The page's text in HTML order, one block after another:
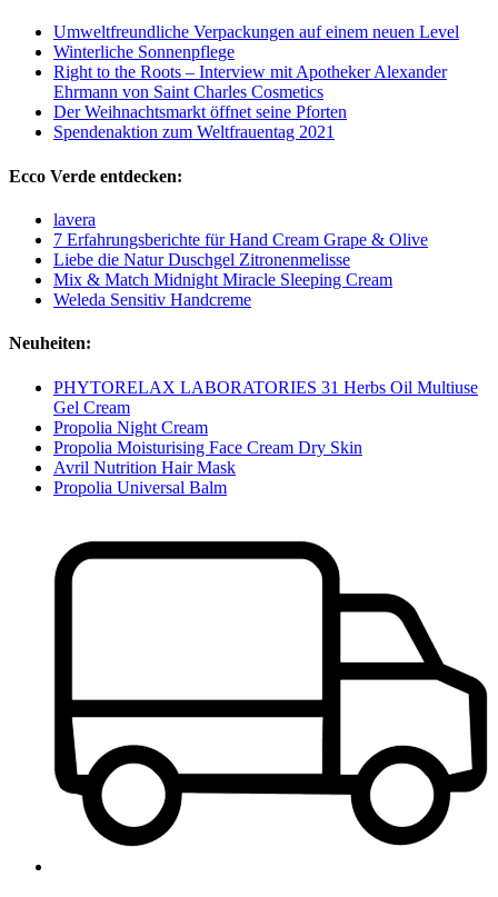
Umweltfreundliche Verpackungen auf einem neuen Level
Winterliche Sonnenpflege
Right to the Roots – Interview mit Apotheker Alexander
Ehrmann von Saint Charles Cosmetics
Der Weihnachtsmarkt öffnet seine Pforten
Spendenaktion zum Weltfrauentag 2021
Ecco Verde entdecken:
lavera
7 Erfahrungsberichte für Hand Cream Grape & Olive
Liebe die Natur Duschgel Zitronenmelisse
Mix & Match Midnight Miracle Sleeping Cream
Weleda Sensitiv Handcreme
Neuheiten:
PHYTORELAX LABORATORIES 31 Herbs Oil Multiuse
Gel Cream
Propolia Night Cream
Propolia Moisturising Face Cream Dry Skin
Avril Nutrition Hair Mask
Propolia Universal Balm